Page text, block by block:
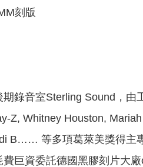
刻版
錄音室Sterling Sound，
Z, Whitney Houston,
B…… 等多項葛萊美獎得主
巨資委託德國黑膠刻片大